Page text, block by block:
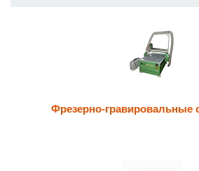
Фрезерно-гравировальные